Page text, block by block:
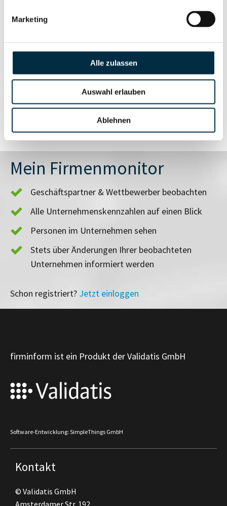
Marketing
Alle zulassen
Auswahl erlauben
Ablehnen
Insolvenzinformationen
Unternehmensprofil
Branchen- und
Unternehmensprofil
anfragen
Mein Firmenmonitor
Geschäftspartner & Wettbewerber beobachten
Alle Unternehmenskennzahlen auf einen Blick
Personen im Unternehmen sehen
Stets über Änderungen Ihrer beobachteten
Unternehmen informiert werden
Schon registriert? Jetzt einloggen
firminform ist ein Produkt der Validatis GmbH
Software-Entwicklung: SimpleThings GmbH
Kontakt
© Validatis GmbH
Amsterdamer Str. 192